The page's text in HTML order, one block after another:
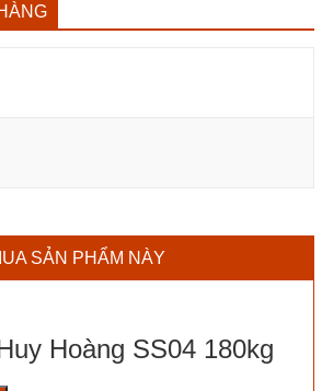
SẢN PHẨM NÀY
Hoàng SS04 180kg